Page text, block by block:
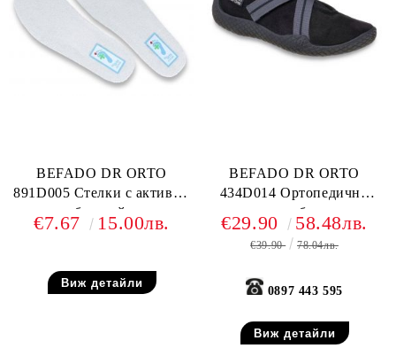
BEFADO DR ORTO
891D005 Стелки с активни
сребърни йони
€7.67 15.00лв.
Виж детайли
BEFADO DR ORTO
434D014 Ортопедични
дамски обувки с
подплатата Silber с
активни сребърни йони ,
€29.90 58.48лв.
€39.90 78.04лв.
0897 443 595
Виж детайли